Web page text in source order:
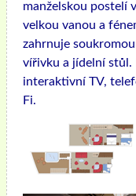
manželskou postelí
velkou vanou a
zahrnuje
vířivku a jídelní stůl.
interaktivní TV,
Fi.